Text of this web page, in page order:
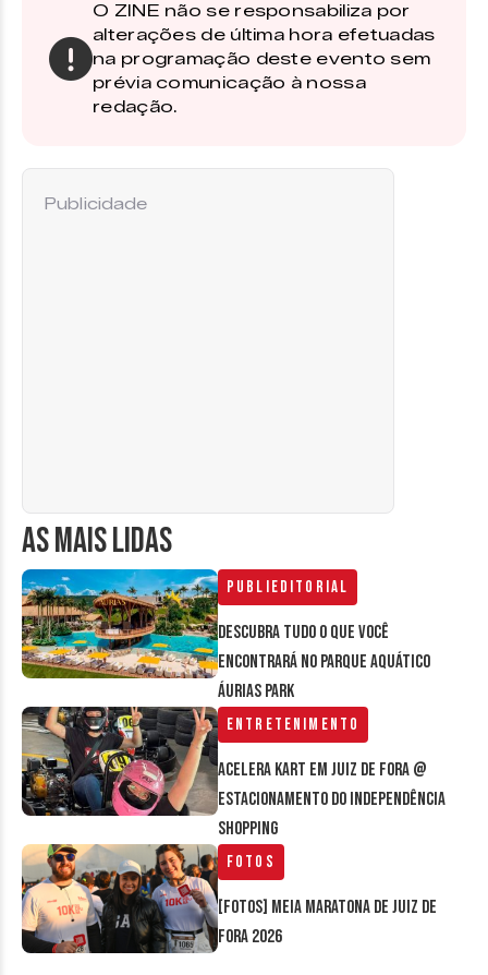
O ZINE não se responsabiliza por
alterações de última hora efetuadas
na programação deste evento sem
prévia comunicação à nossa
redação.
AS MAIS LIDAS
Publieditorial
Descubra tudo o que você
encontrará no parque aquático
Áurias Park
Entretenimento
Acelera Kart em Juiz de Fora @
estacionamento do Independência
Shopping
Fotos
[FOTOS] Meia Maratona de Juiz de
Fora 2026
Publicidade